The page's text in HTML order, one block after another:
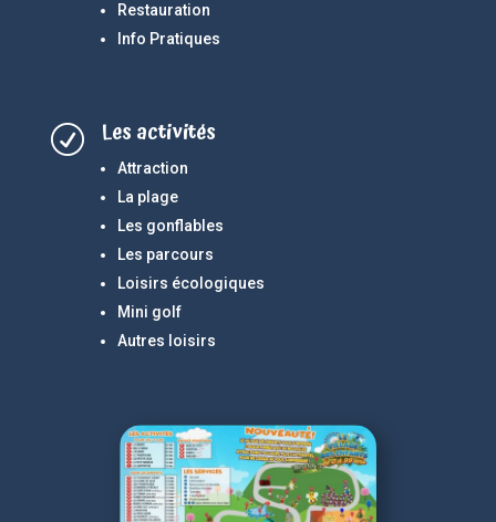
Restauration
Info Pratiques
R Les activités
Attraction
La plage
Les gonflables
Les parcours
Loisirs écologiques
Mini golf
Autres loisirs